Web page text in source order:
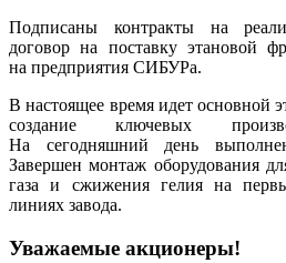
Подписаны контракты на
договор на поставку этановой
на предприятия СИБУРа.
В настоящее время идет основной
создание ключевых
На сегодняшний день
Завершен монтаж оборудования
газа и сжижения гелия на
линиях завода.
Уважаемые акционеры!